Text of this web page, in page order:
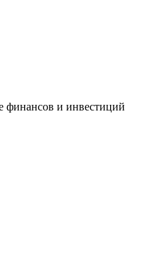
финансов и инвестиций